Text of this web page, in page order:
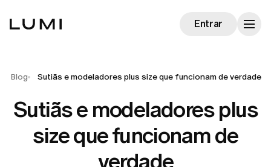
Entrar
Blog Sutiãs e modeladores plus size que funcionam de verdade
Sutiãs e modeladores plus
size que funcionam de
verdade